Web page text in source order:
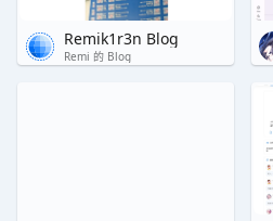
Remik1r3n Blog
Remi 的 Blog